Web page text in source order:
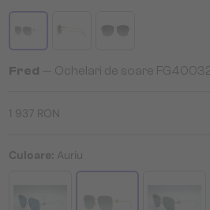
Fred — Ochelari de soare
1 937 RON
Culoare: Auriu